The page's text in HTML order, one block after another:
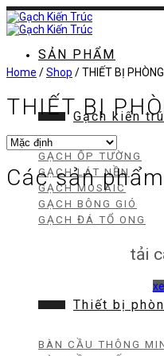
Chuyển
đến
nội
SẢN PHẨM
Gạch kiến
GẠCH ỐP TƯỜNG
GẠCH LÁT NỀN
GẠCH MOSAIC
GẠCH BÔNG GIÓ
GẠCH ĐÁ TỔ ONG
Thiết bị
BÀN CẦU THÔNG
Home /Shop /THIẾT BỊ
THIẾT BỊ
Các sản
tải